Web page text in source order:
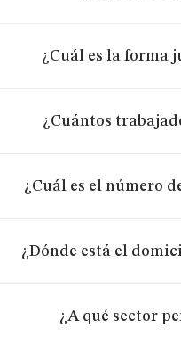
¿Cuál es la forma
¿Cuántos
¿Cuál es el número
¿Dónde está el
¿A qué sector